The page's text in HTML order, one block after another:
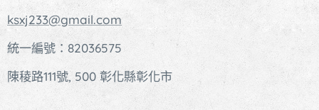
ksxj233@gmail.com
統一編號：82036575
陳稜路111號, 500 彰化縣彰化市